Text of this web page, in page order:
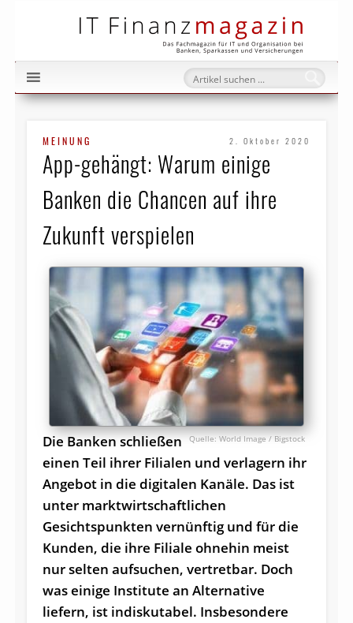
MEINUNG 2. Oktober 2020
App-gehängt: Warum einige
Banken die Chancen auf ihre
Zukunft verspielen
World Image / Bigstock
Die Banken schließen
einen Teil ihrer Filialen und verlagern ihr
Angebot in die digitalen Kanäle. Das ist
unter marktwirtschaftlichen
Gesichtspunkten vernünftig und für die
Kunden, die ihre Filiale ohnehin meist
nur selten aufsuchen, vertretbar. Doch
was einige Institute an Alternative
liefern, ist indiskutabel. Insbesondere